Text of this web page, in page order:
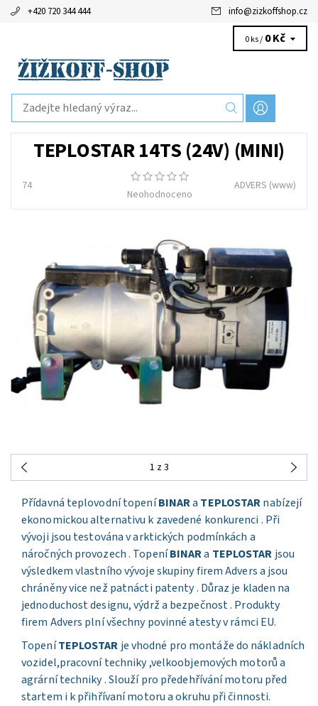
+420 720 344 444 info@zizkoffshop.cz
0 ks / 0 Kč
TEPLOSTAR 14TS (24V) (MINI)
74
Neohodnoceno
ADVERS (www)
1 z 3
Přídavná teplovodní topeníBINARa TEPLOSTARnabízejí
ekonomickou alternativu k zavedené konkurenci . Při
vývoji jsou testována v arktických podmínkách a
náročných provozech . TopeníBINARa TEPLOSTAR jsou
výsledkem vlastního vývoje skupiny firem Advers a jsou
chráněny vice než patnácti patenty . Důraz je kladen na
jednoduchost designu, výdrž a bezpečnost . Produkty
firem Advers plní všechny povinné atesty v rámci EU.
TopeníTEPLOSTAR je vhodné pro montáže do nákladních
vozidel,pracovní techniky ,velkoobjemových motorů a
agrární techniky . Slouží pro předehřívání motoru před
startem i k přihřívaní motoru a okruhu při činnosti.